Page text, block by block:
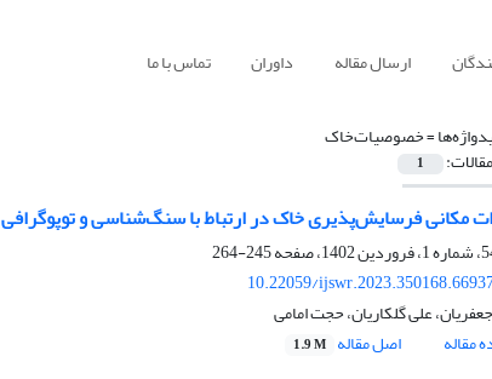
ارسال مقاله داوران تماس با ما
=خصوصیات‌خاک
1
مکانی فرسایش‌پذیری خاک در ارتباط با سنگ‌شناسی و توپوگرافی
245-264
10.22059/
علی گلکاریان، حجت امامی
مقاله
اصل مقاله 1.9 M